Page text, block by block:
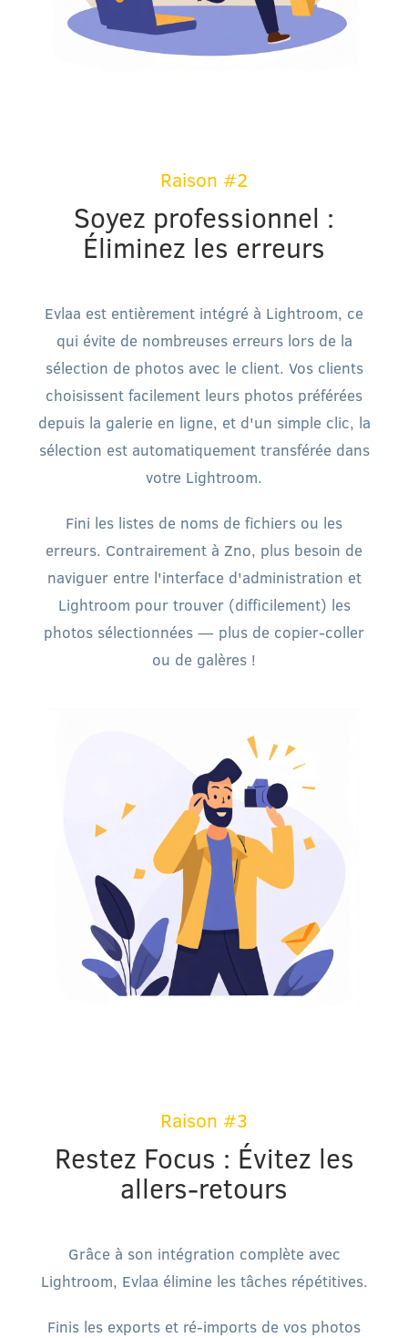
Raison #2
Soyez professionnel :
Éliminez les erreurs
Evlaa est entièrement intégré à Lightroom, ce
qui évite de nombreuses erreurs lors de la
sélection de photos avec le client. Vos clients
choisissent facilement leurs photos préférées
depuis la galerie en ligne, et d'un simple clic, la
sélection est automatiquement transférée dans
votre Lightroom.
Fini les listes de noms de fichiers ou les
erreurs. Contrairement à Zno, plus besoin de
naviguer entre l'interface d'administration et
Lightroom pour trouver (difficilement) les
photos sélectionnées — plus de copier-coller
ou de galères !
Raison #3
Restez Focus : Évitez les
allers-retours
Grâce à son intégration complète avec
Lightroom, Evlaa élimine les tâches répétitives.
Finis les exports et ré-imports de vos photos